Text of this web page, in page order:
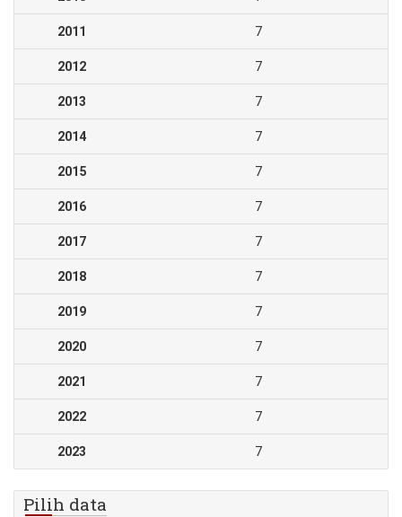
2011 7
2012 7
2013 7
2014 7
2015 7
2016 7
2017 7
2018 7
2019 7
2020 7
2021 7
2022 7
2023 7
Pilih data